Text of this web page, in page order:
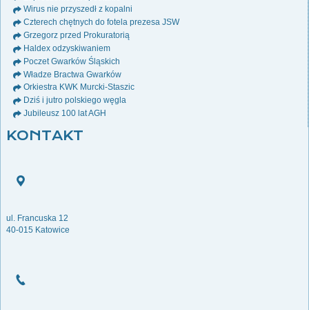
Wirus nie przyszedł z kopalni
Czterech chętnych do fotela prezesa JSW
Grzegorz przed Prokuratorią
Haldex odzyskiwaniem
Poczet Gwarków Śląskich
Władze Bractwa Gwarków
Orkiestra KWK Murcki-Staszic
Dziś i jutro polskiego węgla
Jubileusz 100 lat AGH
KONTAKT
ul. Francuska 12
40-015 Katowice